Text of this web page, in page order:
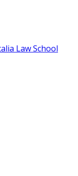
Law School